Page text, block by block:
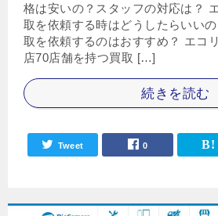
格は安いの？スタッフの対応は？
取を依頼する時はどうしたらいい
取を依頼するのはおすすめ？ エコ
店70店舗を持つ買取 […]
続きを読む
Tweet 0